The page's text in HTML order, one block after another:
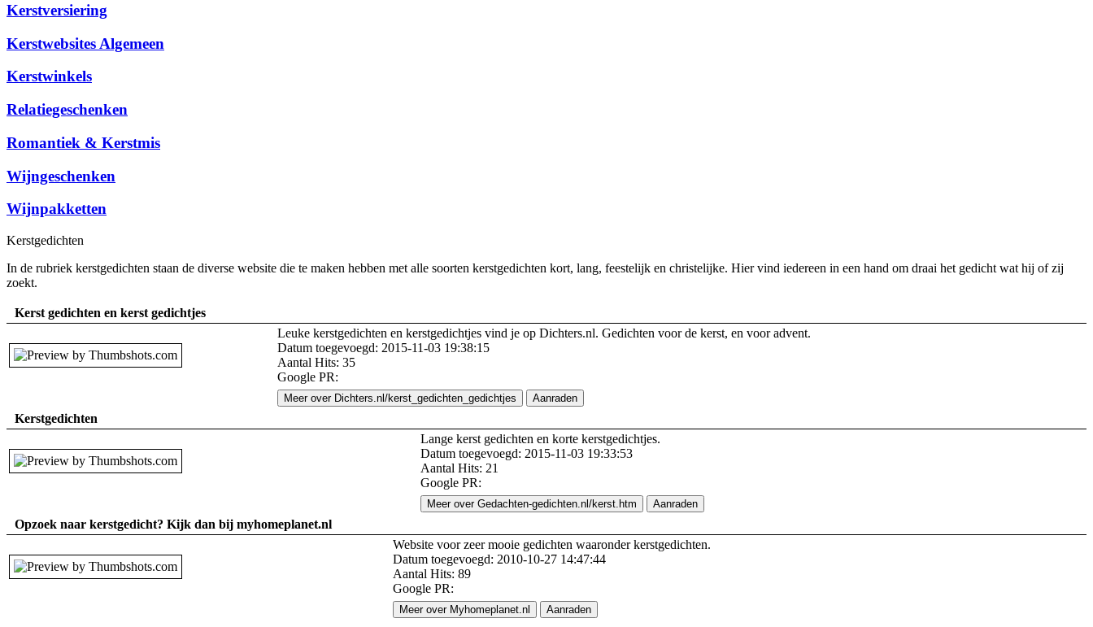
Kerstversiering
Kerstwebsites Algemeen
Kerstwinkels
Relatiegeschenken
Romantiek & Kerstmis
Wijngeschenken
Wijnpakketten
Kerstgedichten
In de rubriek kerstgedichten staan de diverse website die te maken hebben met alle soorten kerstgedichten kort, lang, feestelijk en christelijke. Hier vind iedereen in een hand om draai het gedicht wat hij of zij
zoekt.
Kerst gedichten en kerst gedichtjes
Leuke kerstgedichten en kerstgedichtjes vind je op Dichters.nl. Gedichten voor de kerst, en voor advent.
Datum toegevoegd: 2015-11-03 19:38:15
Aantal Hits: 35
Google PR:
Meer over Dichters.nl/kerst_gedichten_gedichtjes Aanraden
Kerstgedichten
Lange kerst gedichten en korte kerstgedichtjes.
Datum toegevoegd: 2015-11-03 19:33:53
Aantal Hits: 21
Google PR:
Meer over Gedachten-gedichten.nl/kerst.htm Aanraden
Opzoek naar kerstgedicht? Kijk dan bij myhomeplanet.nl
Website voor zeer mooie gedichten waaronder kerstgedichten.
Datum toegevoegd: 2010-10-27 14:47:44
Aantal Hits: 89
Google PR:
Meer over Myhomeplanet.nl Aanraden